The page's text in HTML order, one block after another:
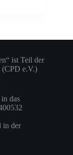
ist Teil der
(CPD e.V.)
das
in der